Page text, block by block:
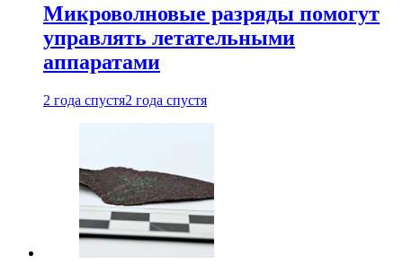
Микроволновые разряды помогут
управлять летательными
аппаратами
2 года спустя2 года спустя